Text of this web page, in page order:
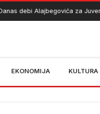
debi Alajbegovića za
EKONOMIJA KULTURA